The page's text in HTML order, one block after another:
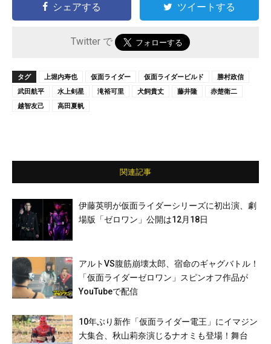
シェアする ツイートする
Twitter で
タグ 上堀内寿也 仮面ライダー 仮面ライダービルド
勝村政信
武田航平
水上剣星 滝裕可里 犬飼貴丈 藤井隆
赤楚衛二
越智友己
高田夏帆
関連記事
伊藤英明が仮面ライダーシリーズに初出演、劇
場版「ゼロワン」公開は12月18日
アルトVS腹筋崩壊太郎、宿命のギャグバトル！
「仮面ライダーゼロワン」スピンオフ作品が
YouTubeで配信
10年ぶり新作「仮面ライダー電王」にイマジン
大集合、秋山莉奈演じるナオミも登場！舞台